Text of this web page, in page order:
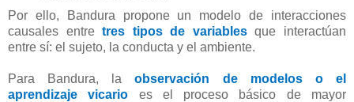
Por ello, Bandura propone un modelo de interacciones
causales entretres tipos de variablesque interactúan
entre sí: el sujeto, la conducta y el ambiente.
Para Bandura, laobservación de modelos o el
aprendizaje vicario es el proceso básico de mayor